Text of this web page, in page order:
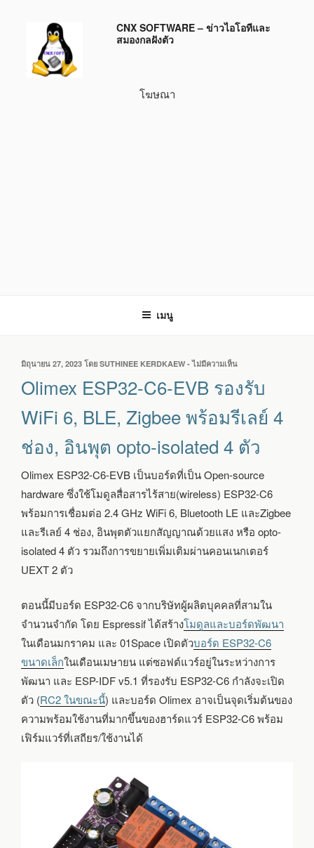
บทความ
CNX SOFTWARE – ข่าวไอโอทีและ
สมองกลฝังตัว
โฆษณา
เมนู
เขียน
ที่
มิถุนายน 27, 2023 โดย SUTHINEE KERDKAEW -ไม่มีความเห็น
ESP32-
EVB
WIFI
6,
BLE,
พร้อม
รีเลย์
ช่อง,
อินพุต
ตัว
Olimex ESP32-C6-EVB รองรับ
WiFi 6, BLE, Zigbee พร้อมรีเลย์ 4
ช่อง, อินพุต opto-isolated 4 ตัว
Olimex ESP32-C6-EVB เป็นบอร์ดที่เป็น Open-source
hardware ซึ่งใช้โมดูลสื่อสารไร้สาย(wireless) ESP32-C6
พร้อมการเชื่อมต่อ 2.4 GHz WiFi 6, Bluetooth LE และZigbee
และรีเลย์ 4 ช่อง, อินพุตตัวแยกสัญญาณด้วยแสง หรือ opto-
isolated 4 ตัว รวมถึงการขยายเพิ่มเติมผ่านคอนเนกเตอร์
UEXT 2 ตัว
ตอนนี้มีบอร์ด ESP32-C6 จากบริษัทผู้ผลิตบุคคลที่สามใน
จำนวนจำกัด โดย Espressif ได้สร้างโมดูลและบอร์ดพัฒนา
ในเดือนมกราคม และ 01Space เปิดตัวบอร์ด ESP32-C6
ขนาดเล็กในเดือนเมษายน แต่ซอฟต์แวร์อยู่ในระหว่างการ
พัฒนา และ ESP-IDF v5.1 ที่รองรับ ESP32-C6 กำลังจะเปิด
ตัว (RC2 ในขณะนี้) และบอร์ด Olimex อาจเป็นจุดเริ่มต้นของ
ความพร้อมใช้งานที่มากขึ้นของฮาร์ดแวร์ ESP32-C6 พร้อม
เฟิร์มแวร์ที่เสถียร/ใช้งานได้